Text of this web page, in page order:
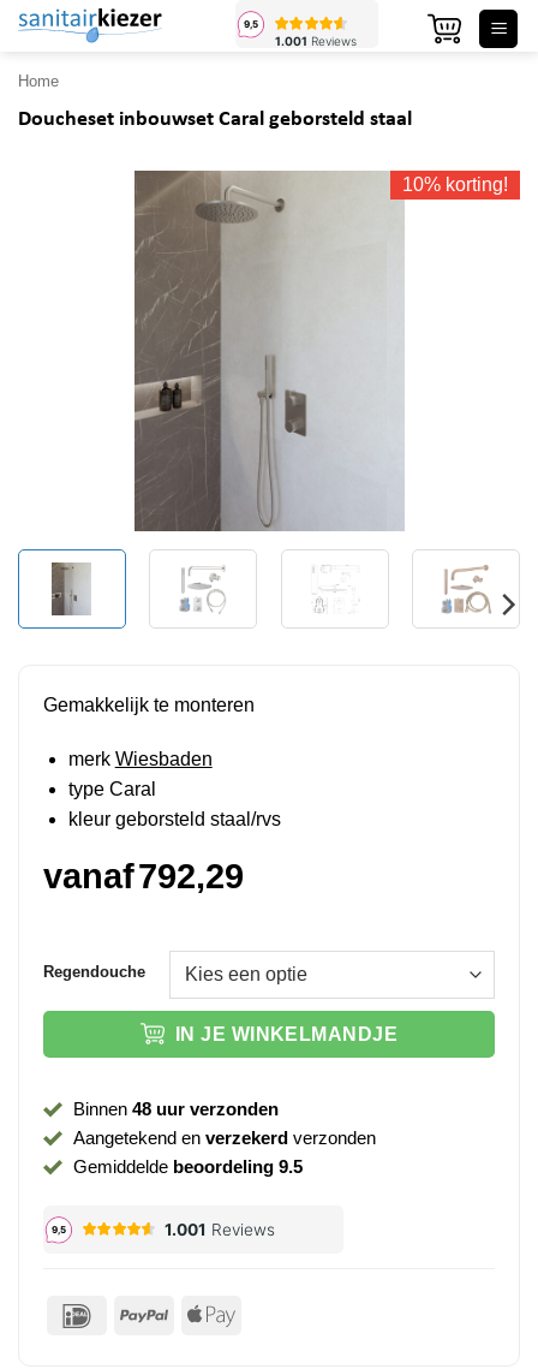
Ga
inhoud
Home
Doucheset inbouwset Caral geborsteld staal
10% korting!
Gemakkelijk te monteren
merk Wiesbaden
type Caral
kleur geborsteld staal/rvs
vanaf792,29
Regendouche
IN JE WINKELMANDJE
Binnen 48 uur verzonden
Aangetekend en verzekerdverzonden
Gemiddelde beoordeling 9.5
IDeal PayPal Apple